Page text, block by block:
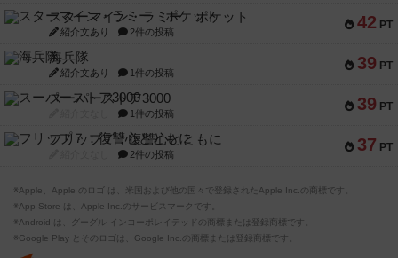
42 PT
スターマイン・ラミー ポケット
紹介文あり 2件の投稿
39 PT
海兵隊
紹介文あり 1件の投稿
39 PT
スーパーストア3000
1件の投稿
37 PT
フリップ７：復讐心とともに
2件の投稿
※Apple、Apple のロゴ は、米国および他の国々で登録されたApple Inc.の商標です。
※App Store は、Apple Inc.のサービスマークです。
※Android は、グーグル インコーポレイテッドの商標または登録商標です。
※Google Play とそのロゴは、Google Inc.の商標または登録商標です。